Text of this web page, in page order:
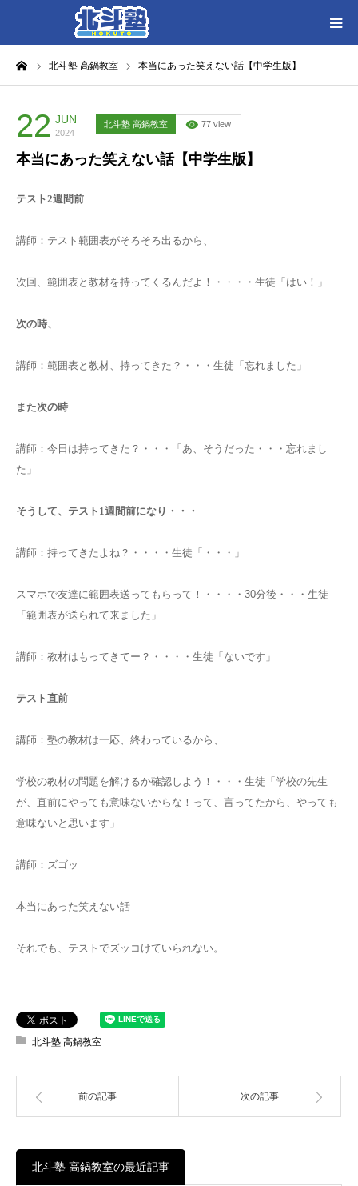
北斗塾 高鍋教室 本当にあった笑えない話【中学生版】
22 JUN
2024
北斗塾 高鍋教室 77 view
本当にあった笑えない話【中学生版】
テスト2週間前
講師：テスト範囲表がそろそろ出るから、
次回、範囲表と教材を持ってくるんだよ！・・・・生徒「はい！」
次の時、
講師：範囲表と教材、持ってきた？・・・生徒「忘れました」
また次の時
講師：今日は持ってきた？・・・「あ、そうだった・・・忘れまし
た」
そうして、テスト 1週間前になり・・・
講師：持ってきたよね？・・・・生徒「・・・」
スマホで友達に範囲表送ってもらって！・・・・ 30分後・・・生徒
「範囲表が送られて来ました」
講師：教材はもってきてー？・・・・生徒「ないです」
テスト直前
講師：塾の教材は一応、終わっているから、
学校の教材の問題を解けるか確認しよう！・・・生徒「学校の先生
が、直前にやっても意味ないからな！って、言ってたから、やっても
意味ないと思います」
講師：ズゴッ
本当にあった笑えない話
それでも、テストでズッコけていられない。
北斗塾 高鍋教室
前の記事 次の記事
北斗塾 高鍋教室の最近記事
HOME
各教室別に記事を見る
北斗塾／教室一覧
お問い合わせ